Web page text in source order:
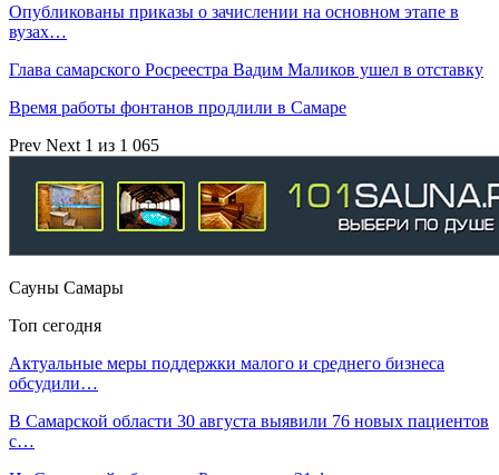
Опубликованы приказы о зачислении на основном этапе в
вузах…
Глава самарского Росреестра Вадим Маликов ушел в отставку
Время работы фонтанов продлили в Самаре
Prev Next 1 из 1 065
Сауны Самары
Топ сегодня
Актуальные меры поддержки малого и среднего бизнеса
обсудили…
В Самарской области 30 августа выявили 76 новых пациентов
с…